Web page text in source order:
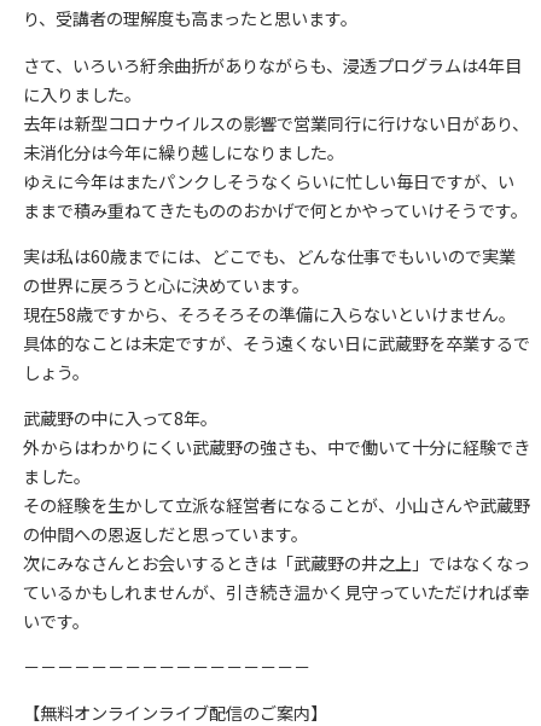
り、受講者の理解度も高まったと思います。
さて、いろいろ紆余曲折がありながらも、浸透プログラムは4年目
に入りました。
去年は新型コロナウイルスの影響で営業同行に行けない日があり、
未消化分は今年に繰り越しになりました。
ゆえに今年はまたパンクしそうなくらいに忙しい毎日ですが、い
ままで積み重ねてきたもののおかげで何とかやっていけそうです。
実は私は60歳までには、どこでも、どんな仕事でもいいので実業
の世界に戻ろうと心に決めています。
現在58歳ですから、そろそろその準備に入らないといけません。
具体的なことは未定ですが、そう遠くない日に武蔵野を卒業するで
しょう。
武蔵野の中に入って8年。
外からはわかりにくい武蔵野の強さも、中で働いて十分に経験でき
ました。
その経験を生かして立派な経営者になることが、小山さんや武蔵野
の仲間への恩返しだと思っています。
次にみなさんとお会いするときは「武蔵野の井之上」ではなくなっ
ているかもしれませんが、引き続き温かく見守っていただければ幸
いです。
－－－－－－－－－－－－－－－－－
【無料オンラインライブ配信のご案内】